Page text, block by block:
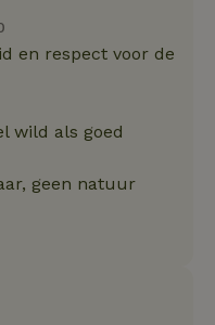
en respect voor de
wild als goed
geen natuur